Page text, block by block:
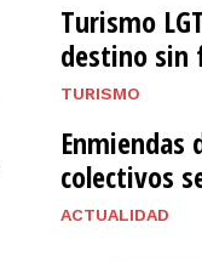
Turismo
destino sin
TURISMO
Enmiendas
colectivos
ACTUALIDAD